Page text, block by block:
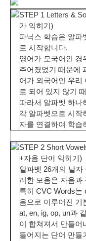
STEP 1 Letters &
가 익히기)
파닉스 학습은 알파
로 시작합니다.
영어가 모국어인 경
주어졌었기 때문에
어가 외국어인 우리
로 되어 있지 않기
따라서 알파벳 하나
각 알파벳으로 시작
자를 연결하여 학습
STEP 2 Short
+자음 단어 익히기)
알파벳 26개의 낱자
러한 모음은 자음과
특히 CVC Words는
음으로 이루어진 기
at, en, ig, op, un과
이 합쳐져서 만들어
들어지는 단어 만들